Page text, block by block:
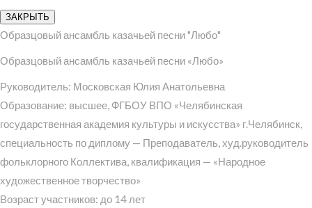
ЗАКРЫТЬ
Образцовый ансамбль казачьей песни "Любо"
Образцовый ансамбль казачьей песни «Любо»
Руководитель: Московская Юлия Анатольевна
Образование: высшее, ФГБОУ ВПО «Челябинская
государственная академия культуры и искусства» г.Челябинск,
специальность по диплому — Преподаватель, худ.руководитель
фольклорного Коллектива, квалификация — «Народное
художественное творчество»
Возраст участников: до 14 лет